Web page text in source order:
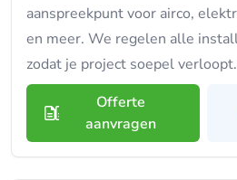
aanspreekpunt voor airco,
en meer. We regelen alle
zodat je project soepel verloopt.
Offerte
aanvragen